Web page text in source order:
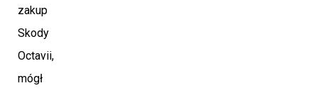
zakup
Skody
Octavii,
mógł